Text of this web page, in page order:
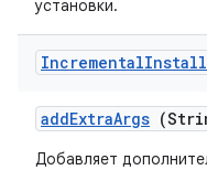
установки.
IncrementalInstall
addExtraArgs
Добавляет